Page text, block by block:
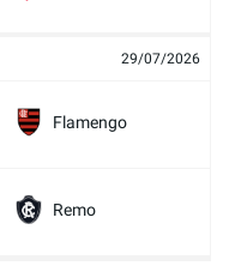
29/07/2026
Flamengo
Remo